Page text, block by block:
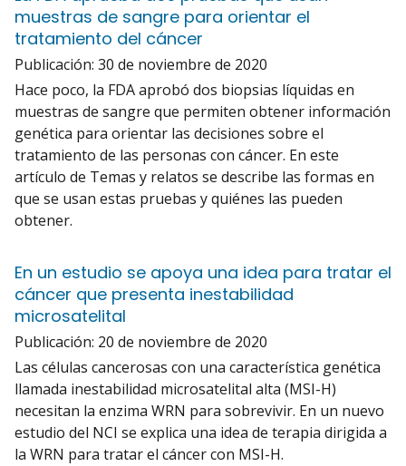
muestras de sangre para orientar el
tratamiento del cáncer
Publicación: 30 de noviembre de 2020
Hace poco, la FDA aprobó dos biopsias líquidas en
muestras de sangre que permiten obtener información
genética para orientar las decisiones sobre el
tratamiento de las personas con cáncer. En este
artículo de Temas y relatos se describe las formas en
que se usan estas pruebas y quiénes las pueden
obtener.
En un estudio se apoya una idea para tratar el
cáncer que presenta inestabilidad
microsatelital
Publicación: 20 de noviembre de 2020
Las células cancerosas con una característica genética
llamada inestabilidad microsatelital alta (MSI-H)
necesitan la enzima WRN para sobrevivir. En un nuevo
estudio del NCI se explica una idea de terapia dirigida a
la WRN para tratar el cáncer con MSI-H.